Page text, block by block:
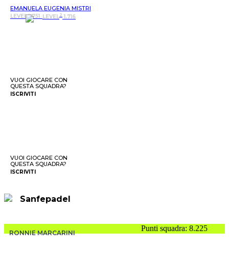
EMANUELA EUGENIA MISTRI
LEVEL 1.751 LEVEL2 1.716
VUOI GIOCARE CON
QUESTA SQUADRA?
ISCRIVITI
VUOI GIOCARE CON
QUESTA SQUADRA?
ISCRIVITI
Sanfepadel
RONNIE MARCARINI
Punti squadra: 8.225